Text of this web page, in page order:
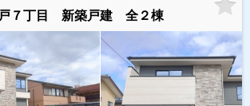
７丁目 新築戸建 全２棟